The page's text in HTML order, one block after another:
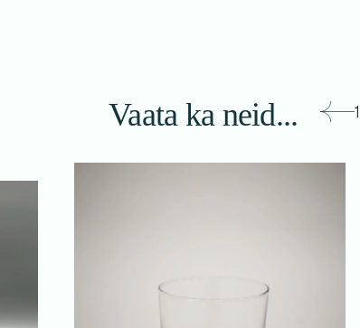
Vaata ka neid...